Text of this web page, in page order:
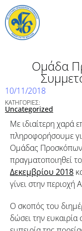
Ομάδα
10/11/2018
ΚΑΤΗΓΟΡΙΕΣ:
Uncategorized
Με ιδιαίτερη χαρά
πληροφορήσουμε
Ομάδας
πραγματοποιηθεί το
Δεκεμβρίου 2018
γίνει στην περιοχή
O σκοπός του
δώσει την